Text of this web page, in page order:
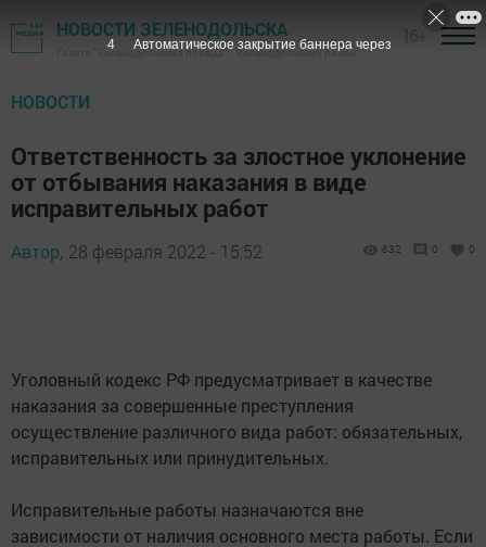
НОВОСТИ ЗЕЛЕНОДОЛЬСКА
Газета "Зеленодольская правда" - Зеленодольский район
НОВОСТИ
Ответственность за злостное уклонение
от отбывания наказания в виде
исправительных работ
Автор, 28 февраля 2022 - 15:52 832 0 0
Уголовный кодекс РФ предусматривает в качестве
наказания за совершенные преступления
осуществление различного вида работ: обязательных,
исправительных или принудительных.
Исправительные работы назначаются вне
зависимости от наличия основного места работы. Если
3 Автоматическое закрытие баннера через